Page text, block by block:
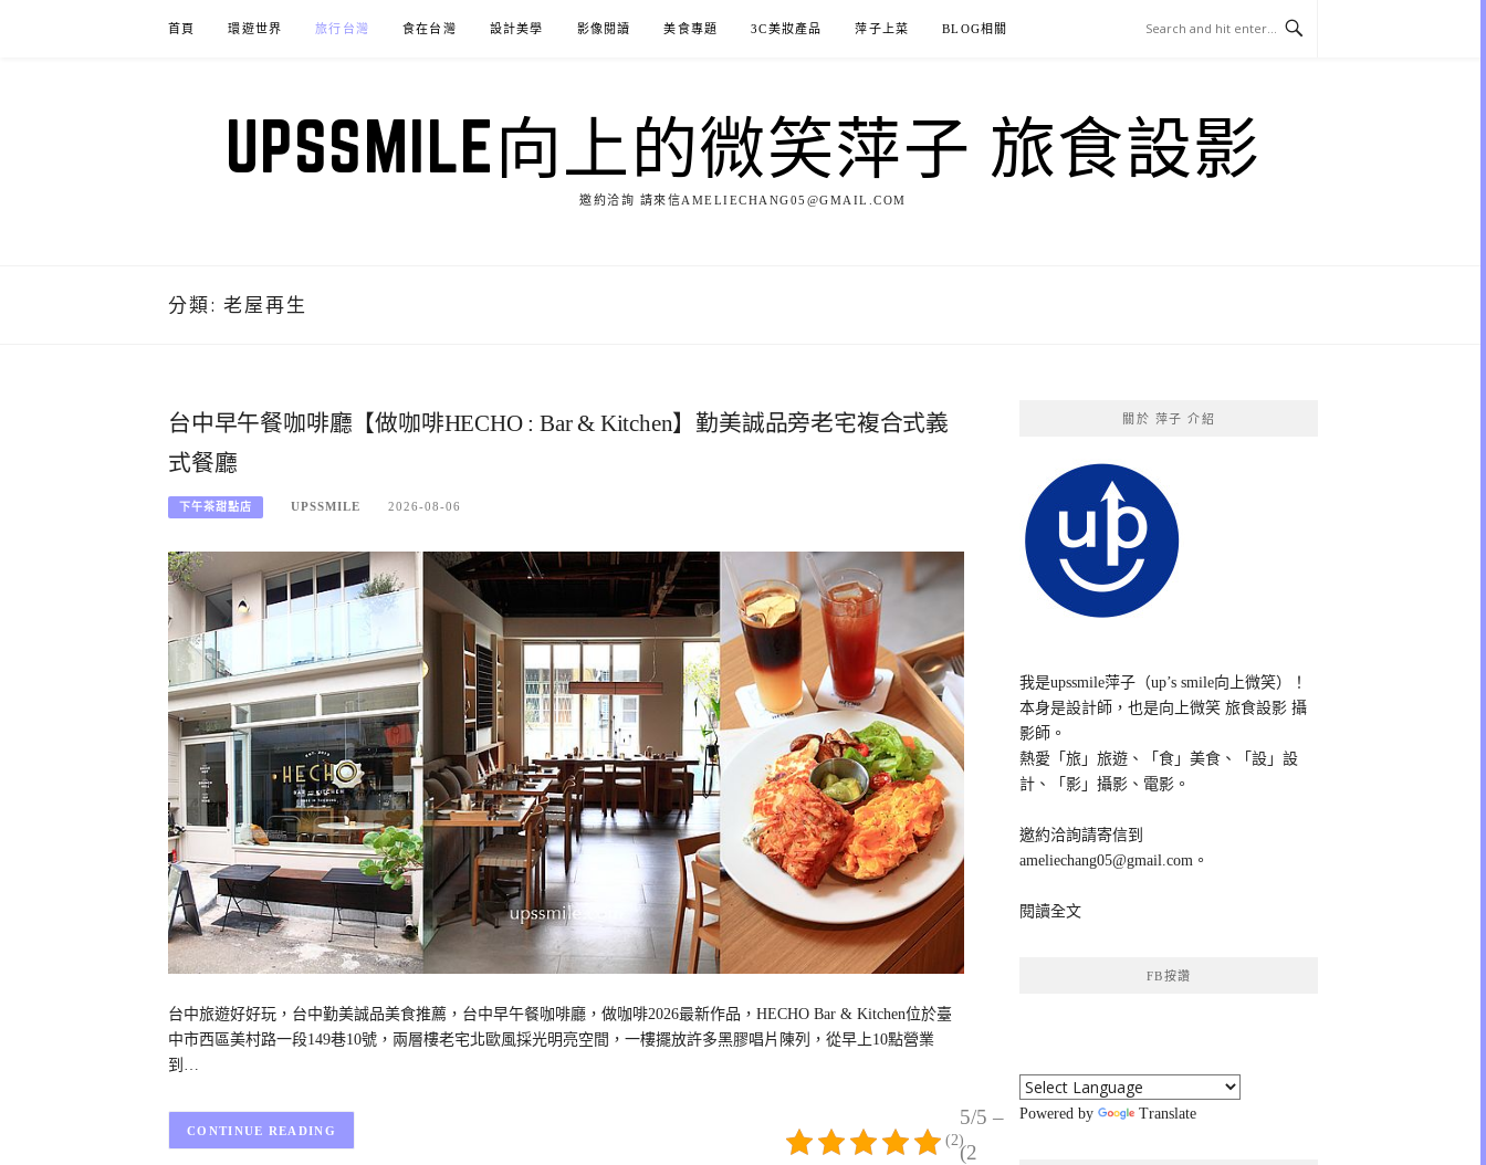
首頁 環遊世界 旅行台灣 食在台灣 設計美學 影像閱讀 美食專題 3C美妝產品 萍子上菜 BLOG相關
UPSSMILE向上的微笑萍子 旅食設影
邀約洽詢 請來信AMELIECHANG05@GMAIL.COM
分類: 老屋再生
台中早午餐咖啡廳【做咖啡HECHO : Bar & Kitchen】勤美誠品旁老宅複合式義
式餐廳
下午茶甜點店 UPSSMILE 2026-08-06
台中旅遊好好玩，台中勤美誠品美食推薦，台中早午餐咖啡廳，做咖啡2026最新作品，HECHO Bar & Kitchen位於臺
中市西區美村路一段149巷10號，兩層樓老宅北歐風採光明亮空間，一樓擺放許多黑膠唱片陳列，從早上10點營業
到…
5/5 –
(2
(2)
CONTINUE READING
關於 萍子 介紹
我是upssmile萍子（up’s smile向上微笑）！
本身是設計師，也是向上微笑 旅食設影 攝
影師。
熱愛「旅」旅遊、「食」美食、「設」設
計、「影」攝影、電影。
邀約洽詢請寄信到
ameliechang05@gmail.com。
閱讀全文
FB按讚
Powered by Translate